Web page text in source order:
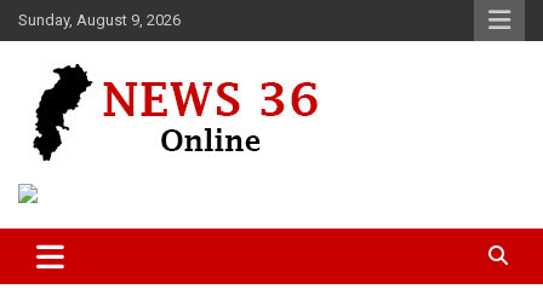
Skip
to
Sunday, August 9, 2026
News 36